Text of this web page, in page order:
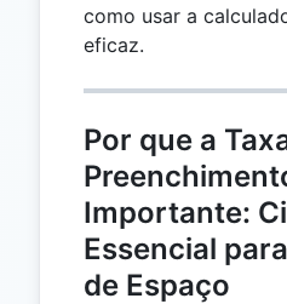
como usar a
eficaz.
Por que a
Importante:
Essencial
de Espaço